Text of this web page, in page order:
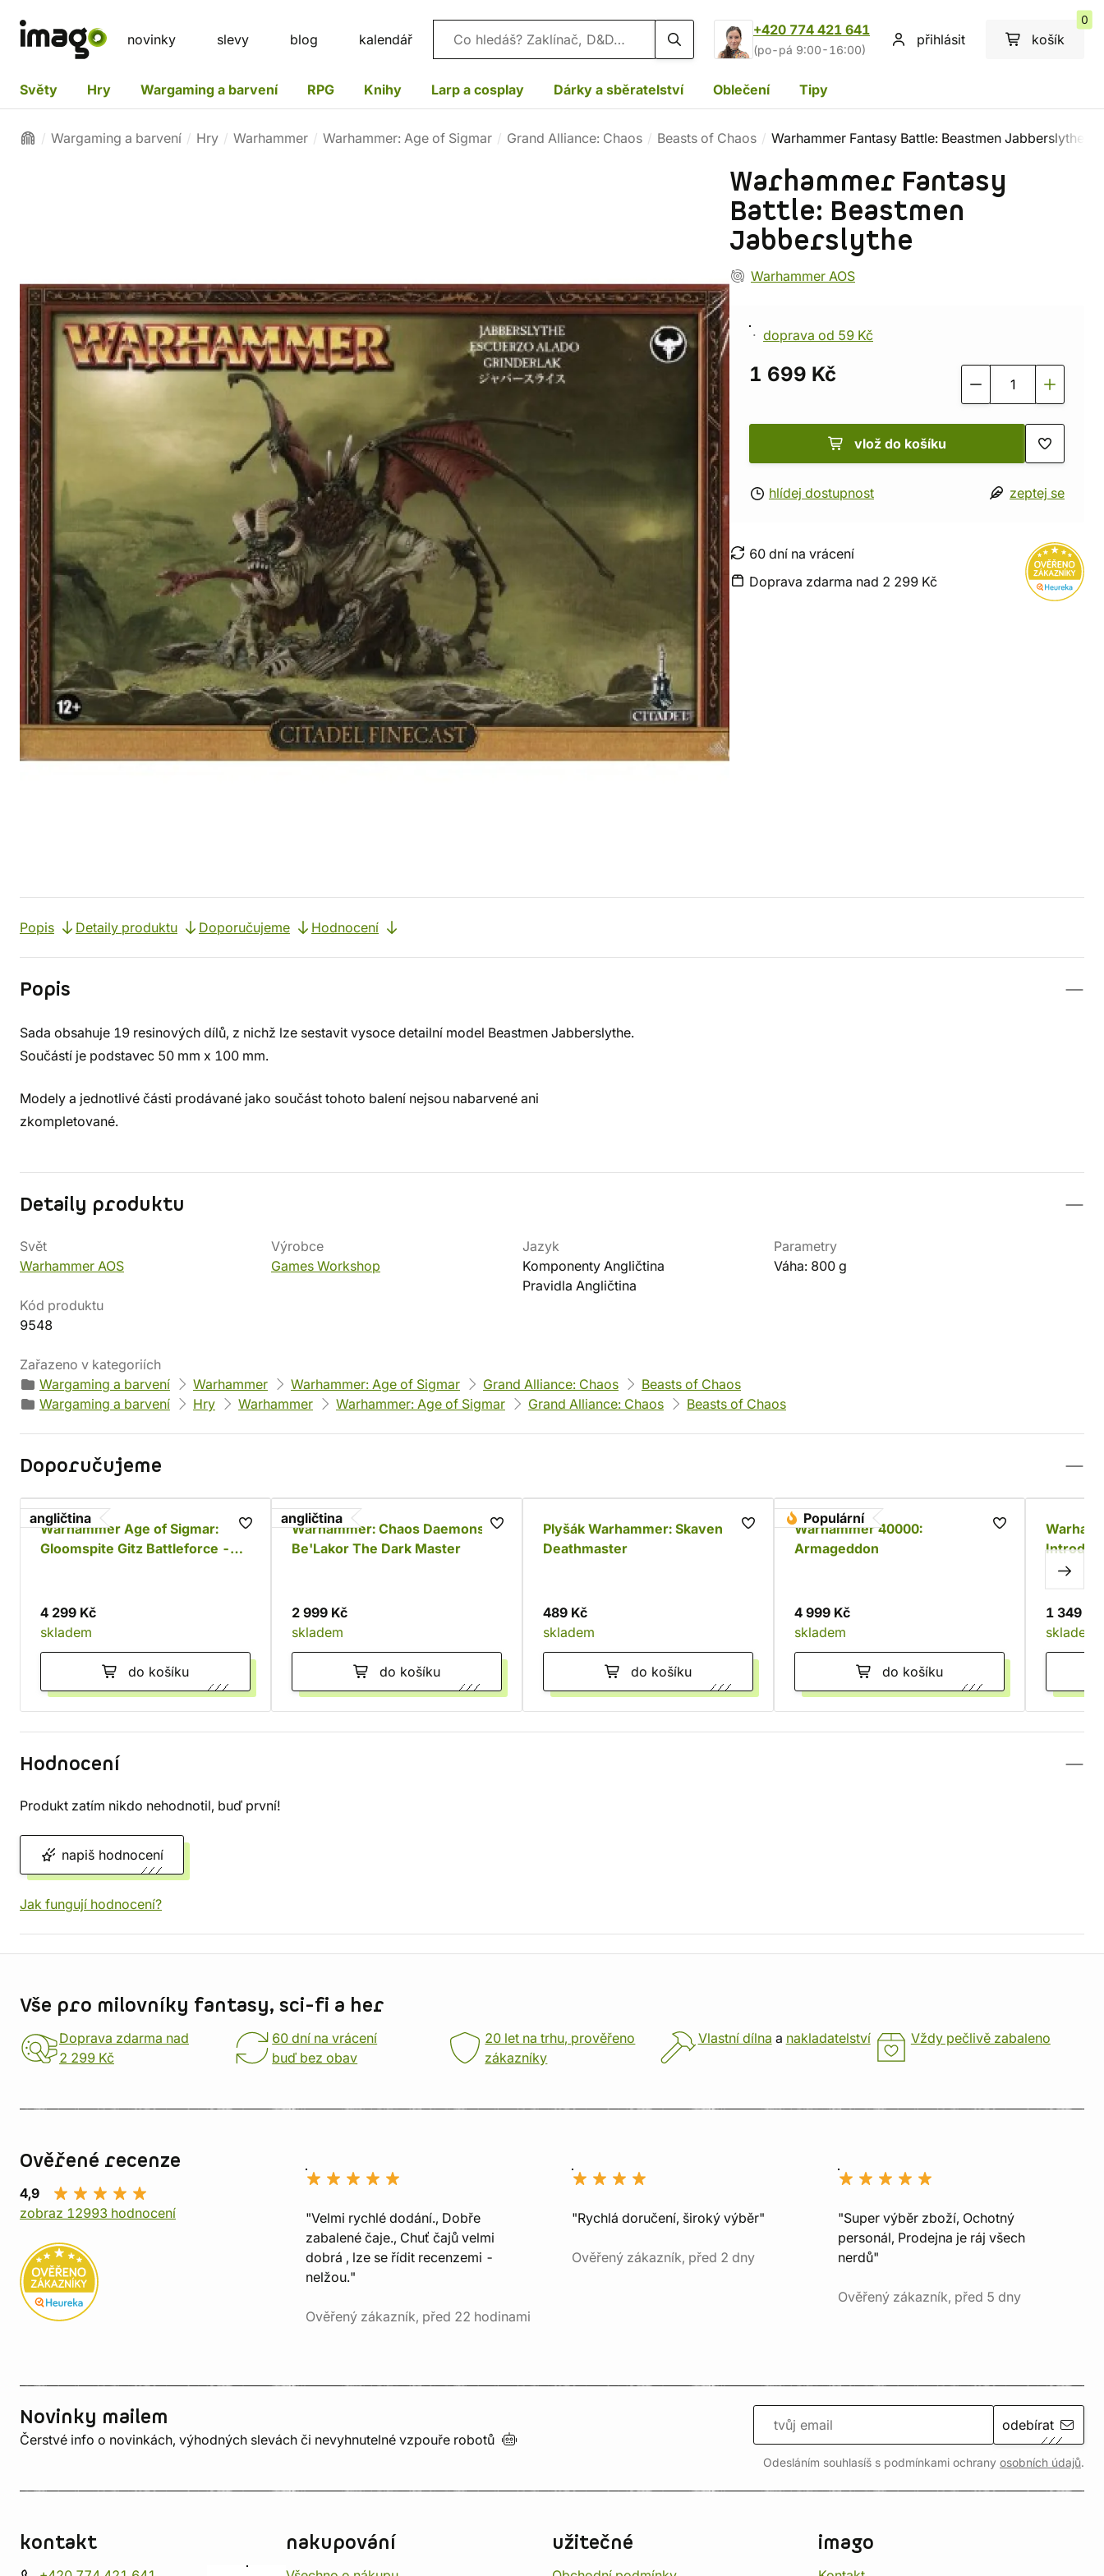
novinky slevy blog kalendář Vyhledávání
+420 774 421 641
(po-pá 9:00-16:00)
přihlásit košík
0
Světy Hry Wargaming a barvení RPG Knihy Larp a cosplay Dárky a sběratelství Oblečení Tipy
Wargaming a barvení Hry Warhammer Warhammer: Age of Sigmar Grand Alliance: Chaos Beasts of Chaos Warhammer Fantasy Battle: Beastmen Jabberslythe
Warhammer Fantasy
Battle: Beastmen
Jabberslythe
Warhammer AOS
doprava od 59 Kč
1 699 Kč
vlož do košíku
hlídej dostupnost zeptej se
60 dní na vrácení
Doprava zdarma nad 2 299 Kč
Popis Detaily produktu Doporučujeme Hodnocení
Popis
Sada obsahuje 19 resinových dílů, z nichž lze sestavit vysoce detailní model Beastmen Jabberslythe.
Součástí je podstavec 50 mm x 100 mm.
Modely a jednotlivé části prodávané jako součást tohoto balení nejsou nabarvené ani
zkompletované.
Detaily produktu
Svět
Warhammer AOS
Výrobce
Games Workshop
Jazyk
Komponenty Angličtina
Pravidla Angličtina
Parametry
Váha: 800 g
Kód produktu
9548
Zařazeno v kategoriích
Wargaming a barvení
Warhammer Warhammer: Age of Sigmar Grand Alliance: Chaos
Beasts of Chaos
Wargaming a barvení
Hry Warhammer Warhammer: Age of Sigmar Grand Alliance: Chaos Beasts of Chaos
Doporučujeme
angličtina
Warhammer Age of Sigmar:
Gloomspite Gitz Battleforce -
4 299 Kč
skladem
do košíku
angličtina
Warhammer: Chaos Daemons
Be'Lakor The Dark Master
2 999 Kč
skladem
do košíku
Plyšák Warhammer: Skaven
Deathmaster
489 Kč
skladem
do košíku
Populární
Warhammer 40000:
Armageddon
4 999 Kč
skladem
do košíku
1 349 Kč
skladem
Hodnocení
Produkt zatím nikdo nehodnotil, buď první!
napiš hodnocení
Jak fungují hodnocení?
Vše pro milovníky fantasy, sci-fi a her
Doprava zdarma nad
2 299 Kč
60 dní na vrácení
buď bez obav
20 let na trhu, prověřeno
zákazníky
Vlastní dílna a nakladatelství Vždy pečlivě zabaleno
Ověřené recenze
4,9
zobraz 12993 hodnocení
"Velmi rychlé dodání., Dobře
zabalené čaje., Chuť čajů velmi
dobrá , lze se řídit recenzemi -
nelžou."
Ověřený zákazník, před 22 hodinami
"Rychlá doručení, široký výběr"
Ověřený zákazník, před 2 dny
"Super výběr zboží, Ochotný
personál, Prodejna je ráj všech
nerdů"
Ověřený zákazník, před 5 dny
Novinky mailem
Čerstvé info o novinkách, výhodných slevách či nevyhnutelné vzpouře robotů
odebírat
Odesláním souhlasíš s podmínkami ochrany osobních údajů.
kontakt nakupování užitečné imago